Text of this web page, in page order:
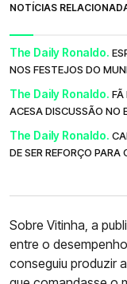
NOTÍCIAS
The Daily Ronaldo.
NOS FESTEJOS DO
The Daily Ronaldo. FÃ
ACESA DISCUSSÃO NO
The Daily Ronaldo.
DE SER REFORÇO
Sobre Vitinha, a
entre o
conseguiu produzir